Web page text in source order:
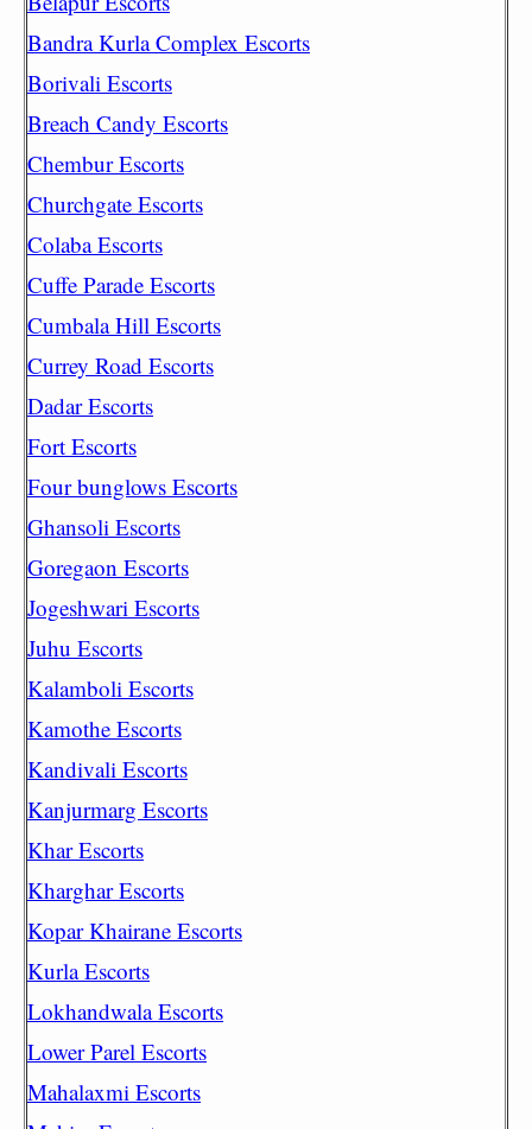
Bandra Kurla Complex Escorts
Borivali Escorts
Breach Candy Escorts
Chembur Escorts
Churchgate Escorts
Colaba Escorts
Cuffe Parade Escorts
Cumbala Hill Escorts
Currey Road Escorts
Dadar Escorts
Fort Escorts
Four bunglows Escorts
Ghansoli Escorts
Goregaon Escorts
Jogeshwari Escorts
Juhu Escorts
Kalamboli Escorts
Kamothe Escorts
Kandivali Escorts
Kanjurmarg Escorts
Khar Escorts
Kharghar Escorts
Kopar Khairane Escorts
Kurla Escorts
Lokhandwala Escorts
Lower Parel Escorts
Mahalaxmi Escorts